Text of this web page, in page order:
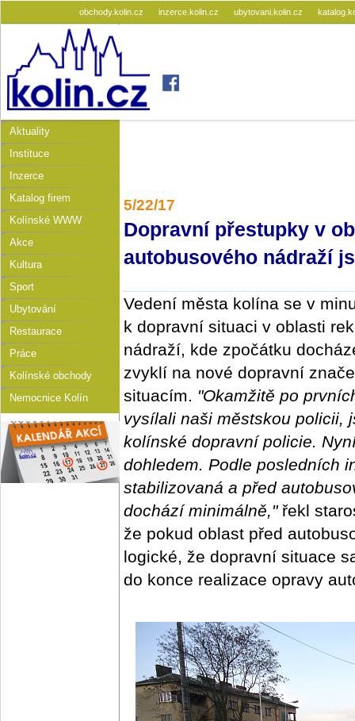
obchody.kolin.cz inzerce.kolin.cz ubytovani.kolin.cz
Aktuality
Instituce
Inzerce
Katalog firem
Kolínské WWW
Akce
Kultura
Sport
Ubytování
Restaurace
Práce
Kolínské obchody
Nemocnice Kolín
5/22/17
Dopravní přestupky v
autobusového nádraží
Vedení města kolína se v
k dopravní situaci v oblasti
nádraží, kde zpočátku
zvyklí na nové dopravní
situacím. "Okamžitě po
vysílali naši městskou policii,
kolínské dopravní policie.
dohledem. Podle posledních
stabilizovaná a před
dochází minimálně,"řekl
že pokud oblast před
logické, že dopravní situace
do konce realizace opravy